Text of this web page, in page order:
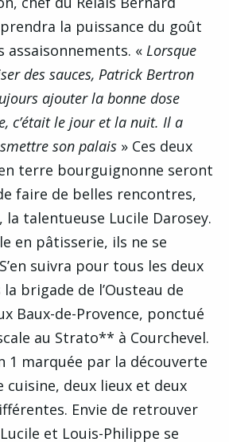
la puissance du goût
assaisonnements. « Lorsque
des sauces, Patrick Bertron
ajouter la bonne dose
c’était le jour et la nuit. Il a
son palais » Ces deux
terre bourguignonne seront
faire de belles rencontres,
la talentueuse Lucile Darosey.
en pâtisserie, ils ne se
suivra pour tous les deux
brigade de l’Ousteau de
Baux-de-Provence, ponctué
au Strato** à Courchevel.
1 marquée par la découverte
cuisine, deux lieux et deux
Envie de retrouver
et Louis-Philippe se